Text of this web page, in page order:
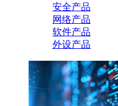
安全产品
网络产品
软件产品
外设产品